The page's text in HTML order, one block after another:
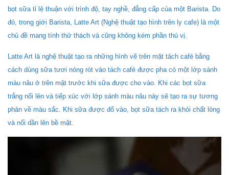
bọt sữa tỉ lệ thuận với trình độ, tay nghề, đẳng cấp của một Barista. Do
đó, trong giới Barista, Latte Art (Nghệ thuật tạo hình trên ly cafe) là một
chủ đề mang tính thử thách và cũng không kém phần thú vị.
Latte Art là nghệ thuật tạo ra những hình vẽ trên mặt tách café bằng
cách dùng sữa tươi nóng rót vào tách café được pha có một lớp sánh
màu nâu ở trên mặt trước khi sữa được cho vào. Khi các bọt sữa
trắng nổi lên và tiếp xúc với lớp sánh màu nâu này sẽ tạo ra sự tương
phản về màu sắc. Khi sữa được đổ vào, bọt sữa tách ra khỏi chất lỏng
và nổi dần lên bề mặt.